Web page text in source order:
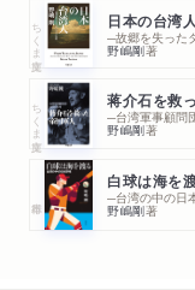
ちくま文庫 日本の台湾人
─故郷を失った
野嶋剛著
ちくま文庫 蒋介石を救
─台湾軍事顧問
野嶋剛著
白球は海を
─台湾の中の日
野嶋剛著